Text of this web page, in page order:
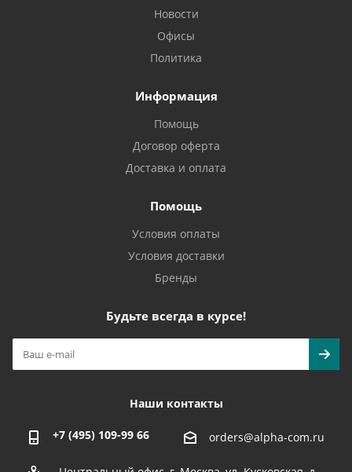
Новости
Офисы
Политика
Информация
Помощь
Договор оферта
Доставка и оплата
Помощь
Условия оплаты
Условия доставки
Бренды
Будьте всегда в курсе!
Наши контакты
+7 (495) 109-99 66 orders@alpha-com.ru